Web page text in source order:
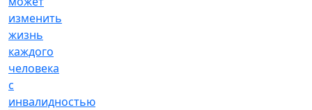
изменить
жизнь
каждого
человека
с
инвалидностью